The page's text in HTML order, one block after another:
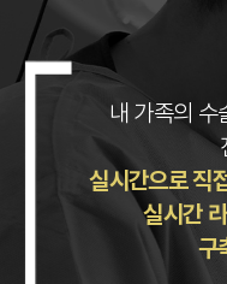
내 가족의 수
실시간으로 직
실시간
구